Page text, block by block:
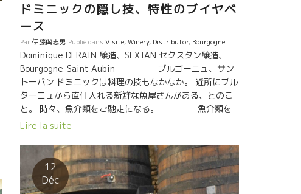
ネーの山に入る。自然を尊重して心より愛している。 ま
だ、キチットした醸造設備が整っているわけではない。
物理的要素が少しずつ整ってくるだろう。 色んな要素か
ら見て本気で将来が楽しみな人がでたものだ。 ずっと見
守りたい人だ。 2017年産も素晴らしかった。
ドミニックの隠し技、特性のブイヤベ
ース
Par伊藤與志男 Publié dans Visite,Winery, Distributor, Bourgogne
Dominique DERAIN 醸造、SEXTAN セクスタン醸造、
Bourgogne-Saint Aubin ブルゴーニュ、サン
トーバン ドミニックは料理の技もなかなか。 近所にブル
ターニュから直仕入れる新鮮な魚屋さんがある、とのこ
と。 時々、魚介類をご馳走になる。 魚介類を
白ワインで煮込んだもの。煮汁もでて旨味タップリ。
昆布ダシ系の旨味にピッタリの相性。 特にドランのサン
トーバンはミネラル感があるのでピッタリである。 勿
論、出汁系の和食には完璧にある。
Lire la suite
12
Déc